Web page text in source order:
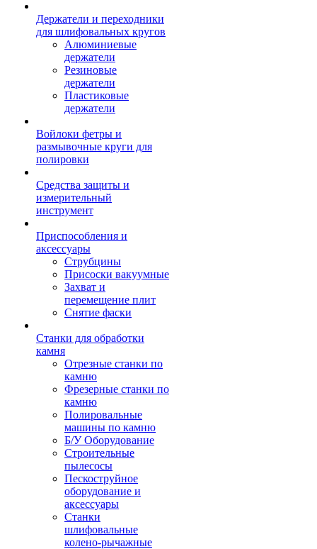
Держатели и переходники
для шлифовальных кругов
Алюминиевые
держатели
Резиновые
держатели
Пластиковые
держатели
Войлоки фетры и
размывочные круги для
полировки
Средства защиты и
измерительный
инструмент
Приспособления и
аксессуары
Струбцины
Присоски вакуумные
Захват и
перемещение плит
Снятие фаски
Станки для обработки
камня
Отрезные станки по
камню
Фрезерные станки по
камню
Полировальные
машины по камню
Б/У Оборудование
Строительные
пылесосы
Пескоструйное
оборудование и
аксессуары
Станки
шлифовальные
колено-рычажные